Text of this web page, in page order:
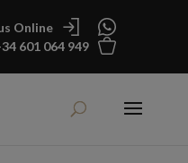
Online
601 064 949